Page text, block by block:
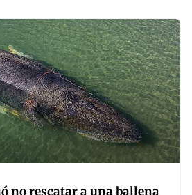
no rescatar a una ballena